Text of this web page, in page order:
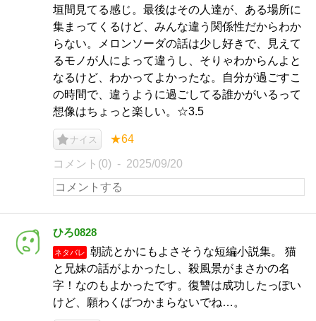
垣間見てる感じ。最後はその人達が、ある場所に
集まってくるけど、みんな違う関係性だからわか
らない。メロンソーダの話は少し好きで、見えて
るモノが人によって違うし、そりゃわからんよと
なるけど、わかってよかったな。自分が過ごすこ
の時間で、違うように過ごしてる誰かがいるって
想像はちょっと楽しい。☆3.5
ナイス ★64
コメント(0) 2025/09/20
ひろ0828
ネタバレ
朝読とかにもよさそうな短編小説集。 猫
と兄妹の話がよかったし、殺風景がまさかの名
字！なのもよかったです。復讐は成功したっぽい
けど、願わくばつかまらないでね…。